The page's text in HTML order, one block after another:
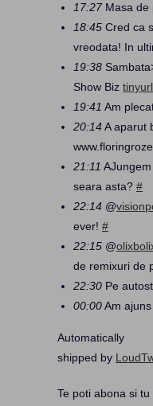
17:27 Masa de
18:45 Cred ca
vreodata! In
19:38
Show Biz
19:41 Am
20:14A aparut
21:11
seara asta? #
22:14 @
ever! #
22:15 @
de remixuri de
22:30 Pe
00:00Am
Automatically
shipped by
Te poti abona si